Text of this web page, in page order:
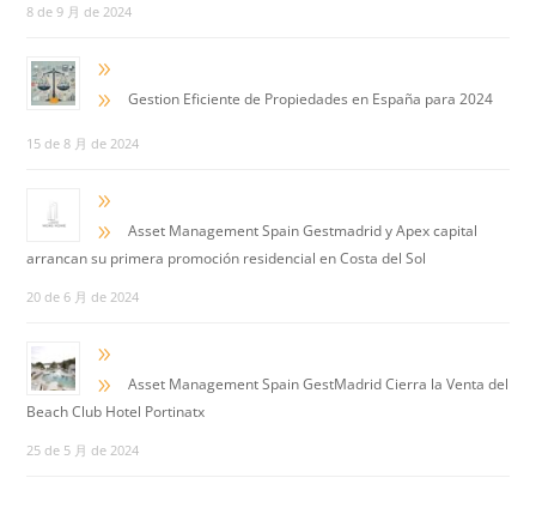
8 de 9 月 de 2024
9
9
Gestion Eficiente de Propiedades en España para 2024
15 de 8 月 de 2024
9
9
Asset Management Spain Gestmadrid y Apex capital
arrancan su primera promoción residencial en Costa del Sol
20 de 6 月 de 2024
9
9
Asset Management Spain GestMadrid Cierra la Venta del
Beach Club Hotel Portinatx
25 de 5 月 de 2024